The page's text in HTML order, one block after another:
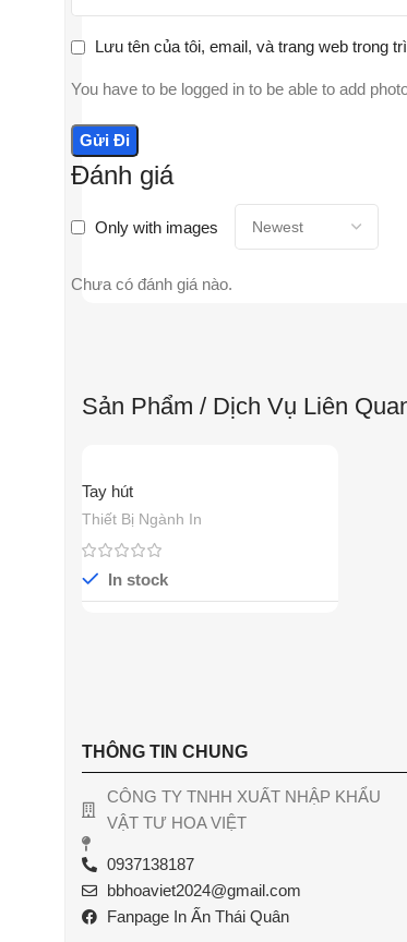
Đánh giá
Only with images
Chưa có đánh giá nào.
Lưu tên của tôi, email, và trang web trong
You have to be logged in to be able to add
Sản Phẩm / Dịch Vụ Liên
Tay hút
Thiết Bị Ngành In
In stock
THÔNG TIN CHUNG
CÔNG TY TNHH XUẤT NHẬP KHẨU
VẬT TƯ HOA VIỆT
0937138187
bbhoaviet2024@gmail.com
Fanpage In Ấn Thái Quân